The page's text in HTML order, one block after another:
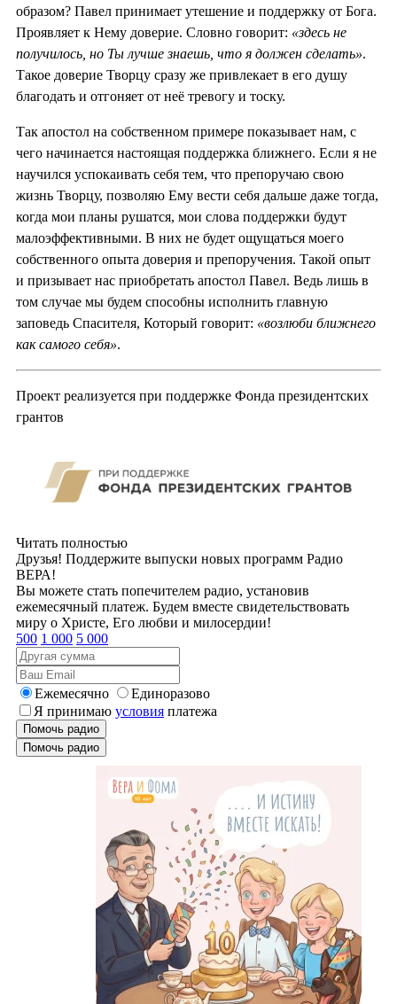
образом? Павел принимает утешение и поддержку от Бога.
Проявляет к Нему доверие. Словно говорит: «здесь не
получилось, но Ты лучше знаешь, что я должен сделать».
Такое доверие Творцу сразу же привлекает в его душу
благодать и отгоняет от неё тревогу и тоску.
Так апостол на собственном примере показывает нам, с
чего начинается настоящая поддержка ближнего. Если я не
научился успокаивать себя тем, что препоручаю свою
жизнь Творцу, позволяю Ему вести себя дальше даже тогда,
когда мои планы рушатся, мои слова поддержки будут
малоэффективными. В них не будет ощущаться моего
собственного опыта доверия и препоручения. Такой опыт
и призывает нас приобретать апостол Павел. Ведь лишь в
том случае мы будем способны исполнить главную
заповедь Спасителя, Который говорит: «возлюби ближнего
как самого себя».
Проект реализуется при поддержке Фонда президентских
грантов
Читать полностью
Друзья! Поддержите выпуски новых программ Радио
ВЕРА!
Вы можете стать попечителем радио, установив
ежемесячный платеж. Будем вместе свидетельствовать
миру о Христе, Его любви и милосердии!
500 1 000 5 000
Ежемесячно
Единоразово
Я принимаю условия платежа
Помочь радио
Помочь радио